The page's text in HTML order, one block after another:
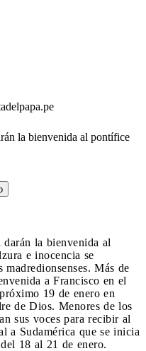
la bienvenida al pontífice
la bienvenida al
e inocencia se
Más de
a Francisco en el
19 de enero en
de Dios. Menores de los
sus voces para recibir al
a Sudamérica que se inicia
18 al 21 de enero.